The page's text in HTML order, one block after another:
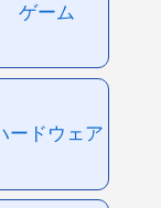
ゲーム
ードウェア